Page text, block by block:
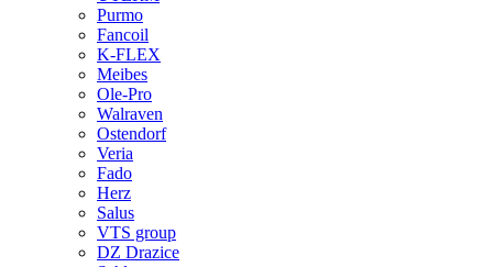
Purmo
Fancoil
K-FLEX
Meibes
Ole-Pro
Walraven
Ostendorf
Veria
Fado
Herz
Salus
VTS group
DZ Drazice